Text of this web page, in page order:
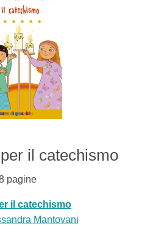
il catechismo
pagine
il catechismo
Mantovani